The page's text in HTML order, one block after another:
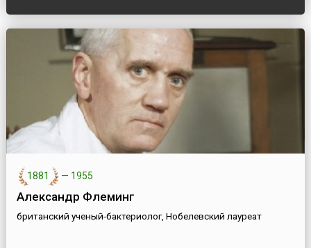
1881 — 1955
Александр Флеминг
британский ученый-бактериолог, Нобелевский лауреат